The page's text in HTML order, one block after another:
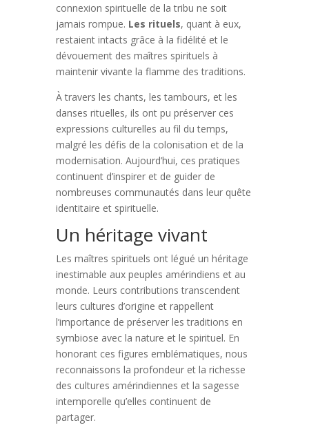
connexion spirituelle de la tribu ne soit
jamais rompue. Les rituels, quant à eux,
restaient intacts grâce à la fidélité et le
dévouement des maîtres spirituels à
maintenir vivante la flamme des traditions.
À travers les chants, les tambours, et les
danses rituelles, ils ont pu préserver ces
expressions culturelles au fil du temps,
malgré les défis de la colonisation et de la
modernisation. Aujourd’hui, ces pratiques
continuent d’inspirer et de guider de
nombreuses communautés dans leur quête
identitaire et spirituelle.
Un héritage vivant
Les maîtres spirituels ont légué un héritage
inestimable aux peuples amérindiens et au
monde. Leurs contributions transcendent
leurs cultures d’origine et rappellent
l’importance de préserver les traditions en
symbiose avec la nature et le spirituel. En
honorant ces figures emblématiques, nous
reconnaissons la profondeur et la richesse
des cultures amérindiennes et la sagesse
intemporelle qu’elles continuent de
partager.